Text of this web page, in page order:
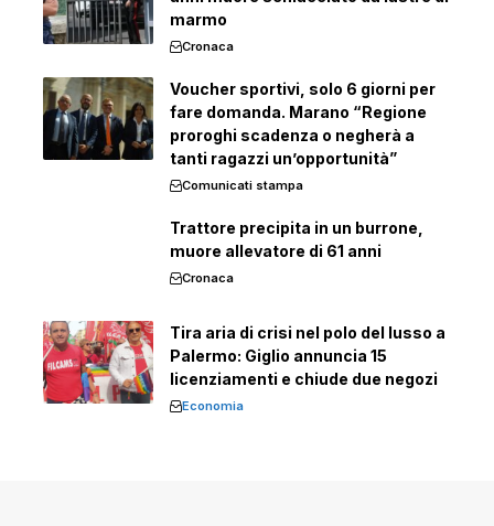
marmo
Cronaca
Voucher sportivi, solo 6 giorni per
fare domanda. Marano “Regione
proroghi scadenza o negherà a
tanti ragazzi un’opportunità”
Comunicati stampa
Trattore precipita in un burrone,
muore allevatore di 61 anni
Cronaca
Tira aria di crisi nel polo del lusso a
Palermo: Giglio annuncia 15
licenziamenti e chiude due negozi
Economia